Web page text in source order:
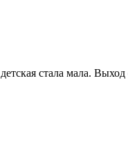
стала мала. Выход